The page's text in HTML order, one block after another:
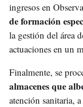
ingresos en
de formación
la gestión del área
actuaciones en un
Finalmente, se
almacenes que
atención sanitaria,